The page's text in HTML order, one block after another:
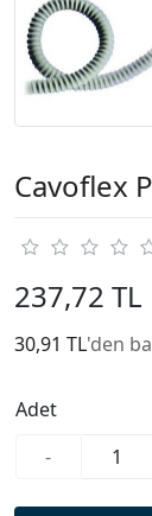
Cavoflex
237,72 TL
30,91 TL'den
Adet
-